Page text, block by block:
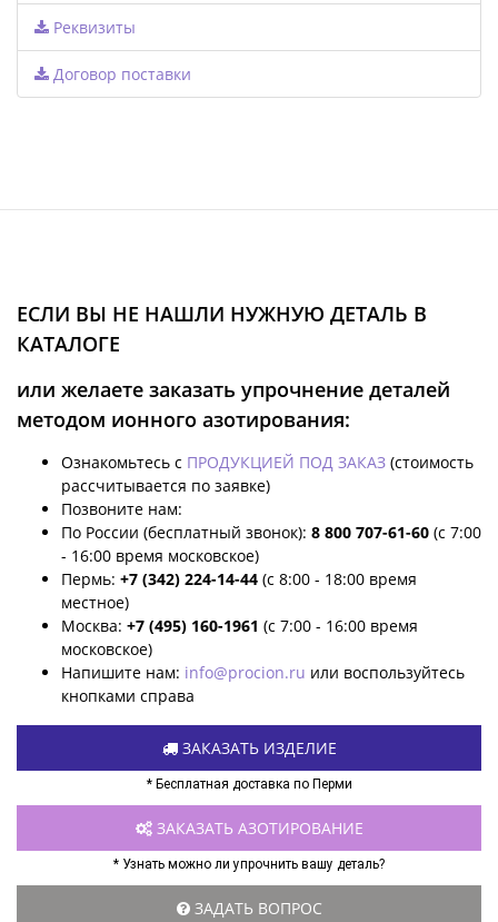
Реквизиты
Договор поставки
ЕСЛИ ВЫ НЕ НАШЛИ НУЖНУЮ ДЕТАЛЬ В
КАТАЛОГЕ
или желаете заказать упрочнение деталей
методом ионного азотирования:
Ознакомьтесь с ПРОДУКЦИЕЙ ПОД ЗАКАЗ (стоимость
рассчитывается по заявке)
Позвоните нам:
По России (бесплатный звонок): 8 800 707-61-60 (с 7:00
- 16:00 время московское)
Пермь: +7 (342) 224-14-44 (с 8:00 - 18:00 время
местное)
Москва: +7 (495) 160-1961 (с 7:00 - 16:00 время
московское)
Напишите нам: info@procion.ru или воспользуйтесь
кнопками справа
ЗАКАЗАТЬ ИЗДЕЛИЕ
* Бесплатная доставка по Перми
ЗАКАЗАТЬ АЗОТИРОВАНИЕ
* Узнать можно ли упрочнить вашу деталь?
ЗАДАТЬ ВОПРОС